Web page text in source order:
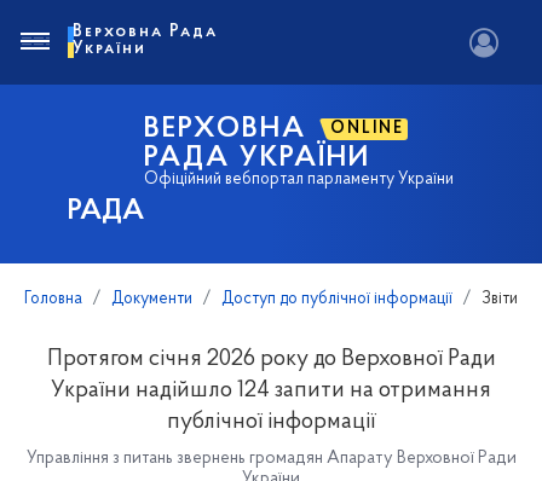
РАДА
ВЕРХОВНА ONLINE
РАДА УКРАЇНИ
Офіційний вебпортал парламенту України
Верховна Рада
України
Головна Документи Доступ до публічної інформації Звіти
Протягом січня 2026 року до Верховної Ради
України надійшло 124 запити на отримання
публічної інформації
Управління з питань звернень громадян Апарату Верховної Ради